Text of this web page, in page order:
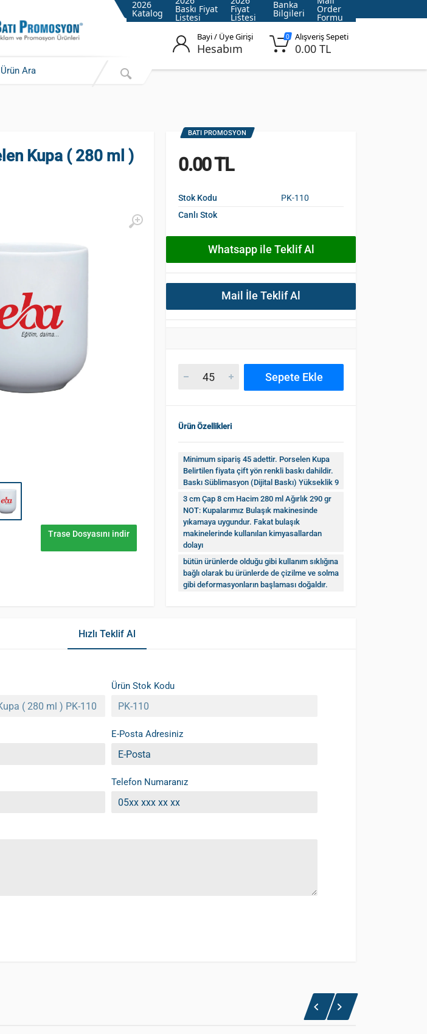
2026
Katalog Baskı Fiyat
Listesi
Fiyat
Listesi
Banka
Bilgileri Order
Formu
Bayi / Üye Girişi
Hesabım
0 Alışveriş Sepeti
0.00 TL
Trase Dosyasını indir
Kupa ( 280 ml )
BATI PROMOSYON
0.00 TL
Stok Kodu
PK-110
Canlı Stok
Whatsapp ile Teklif Al
Mail İle Teklif Al
Sepete Ekle
Ürün Özellikleri
Minimum sipariş 45 adettir. Porselen Kupa
Belirtilen fiyata çift yön renkli baskı dahildir.
Baskı Süblimasyon (Dijital Baskı) Yükseklik 9
3 cm Çap 8 cm Hacim 280 ml Ağırlık 290 gr
NOT: Kupalarımız Bulaşık makinesinde
yıkamaya uygundur. Fakat bulaşık
makinelerinde kullanılan kimyasallardan
dolayı
bütün ürünlerde olduğu gibi kullanım sıklığına
bağlı olarak bu ürünlerde de çizilme ve solma
gibi deformasyonların başlaması doğaldır.
Hızlı Teklif Al
Ürün Stok Kodu
E-Posta Adresiniz
Telefon Numaranız